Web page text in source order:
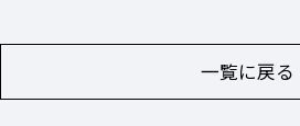
一覧に戻る